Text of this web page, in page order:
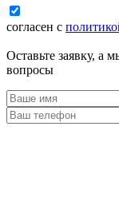
согласен с
Оставьте заявку, а
вопросы